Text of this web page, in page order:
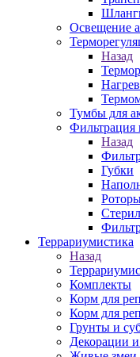
Освещение
Назад
Тумбы для
Фильтрация
Назад
Губки
Террариумистика
Назад
Комплекты
Корм для
Корм для
Грунты и
Декорации